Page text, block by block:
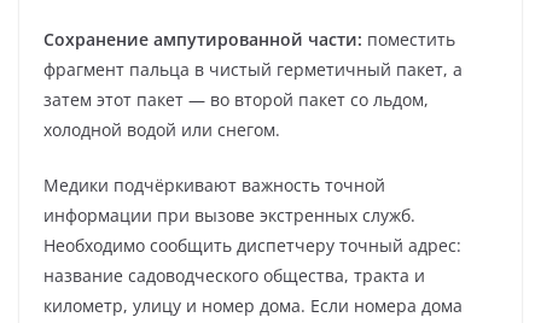
Сохранение ампутированной части: поместить
фрагмент пальца в чистый герметичный пакет, а
затем этот пакет — во второй пакет со льдом,
холодной водой или снегом.
Медики подчёркивают важность точной
информации при вызове экстренных служб.
Необходимо сообщить диспетчеру точный адрес:
название садоводческого общества, тракта и
километр, улицу и номер дома. Если номера дома